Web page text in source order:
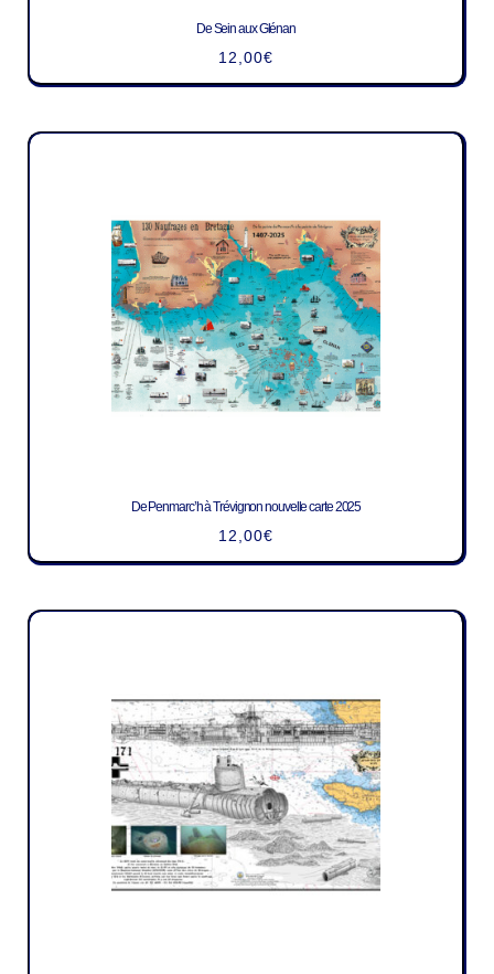
De Sein aux Glénan
12,00€
De Penmarc’h à Trévignon nouvelle carte 2025
12,00€